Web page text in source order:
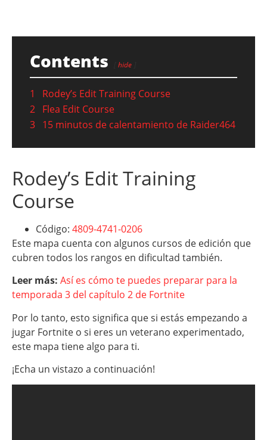
Contents hide
1
Rodey’s Edit Training Course
2 Flea Edit Course
3 15 minutos de calentamiento de Raider464
Rodey’s Edit Training
Course
Código: 4809-4741-0206
Este mapa cuenta con algunos cursos de edición que
cubren todos los rangos en dificultad también.
Leer más: Así es cómo te puedes preparar para la
temporada 3 del capítulo 2 de Fortnite
Por lo tanto, esto significa que si estás empezando a
jugar Fortnite o si eres un veterano experimentado,
este mapa tiene algo para ti.
¡Echa un vistazo a continuación!